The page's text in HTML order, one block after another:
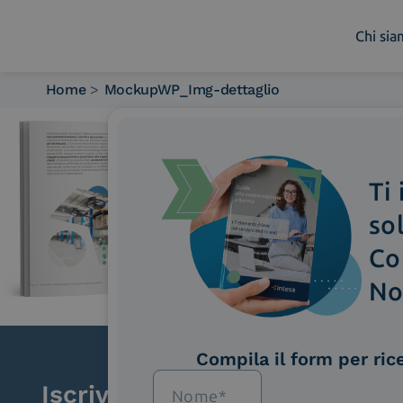
Chi
Cosa facciamo
Piattaforme
Industry
News e Media
Contattaci
Home > MockupWP_Img-dettaglio
Iscriviti alla newsletter
Ti
Compila il form per